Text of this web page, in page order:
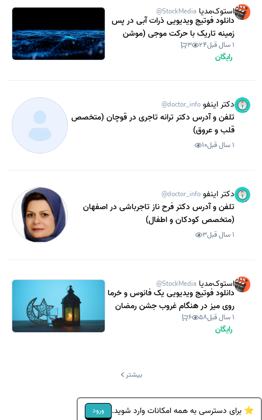
استوک‌مدیا @StockMedia
دانلود فوتیج ویدیویی ذرات آبی در پس
زمینه تاریک با حرکت موجی (موشن
گرافیک)1 سال قبل 24
3
رایگان
دکتر اینفو @doctor_info
تلفن و آدرس دکتر ترانه تاجری در قوچان (متخصص
قلب و عروق)
1 سال قبل 10
دکتر اینفو @doctor_info
تلفن و آدرس دکتر فرح ناز تاجرباشی در اصفهان
(متخصص کودکان و اطفال)
1 سال قبل 3
استوک‌مدیا @StockMedia
دانلود فوتیج ویدیویی یک فانوس و خرما
روی میز در هنگام غروب جشن رمضان
(استوک فوتیج)1 سال قبل 58
6
رایگان
بیشتر
⭐ برای دسترسی به همه امکانات وارد شوید. ورود